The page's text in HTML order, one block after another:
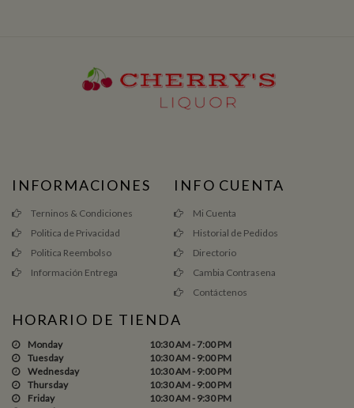
INFORMACIONES
Terninos & Condiciones
Politica de Privacidad
Politica Reembolso
Información Entrega
INFO CUENTA
Mi Cuenta
Historial de Pedidos
Directorio
Cambia Contrasena
Contáctenos
HORARIO DE TIENDA
Monday
10:30 AM - 7:00 PM
Tuesday
10:30 AM - 9:00 PM
Wednesday
10:30 AM - 9:00 PM
Thursday
10:30 AM - 9:00 PM
Friday
10:30 AM - 9:30 PM